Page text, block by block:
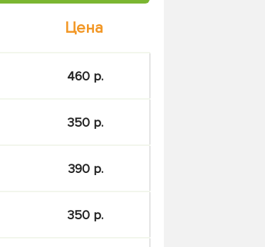
Цена
460 р.
350 р.
390 р.
350 р.